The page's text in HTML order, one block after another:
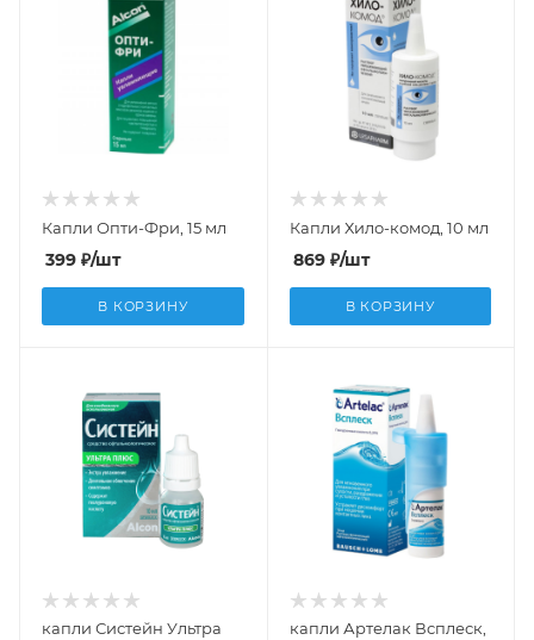
Капли Опти-Фри, 15 мл
399 ₽/шт
В КОРЗИНУ
Капли Хило-комод, 10 мл
869₽/шт
В КОРЗИНУ
капли Систейн Ультра
капли Артелак Всплеск,